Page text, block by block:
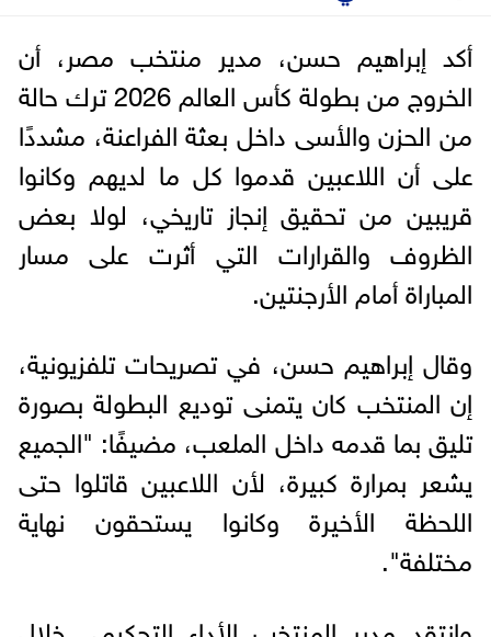
أكد إبراهيم حسن، مدير منتخب مصر، أن
الخروج من بطولة كأس العالم 2026 ترك حالة
من الحزن والأسى داخل بعثة الفراعنة، مشددًا
على أن اللاعبين قدموا كل ما لديهم وكانوا
قريبين من تحقيق إنجاز تاريخي، لولا بعض
الظروف والقرارات التي أثرت على مسار
المباراة أمام الأرجنتين.
وقال إبراهيم حسن، في تصريحات تلفزيونية،
إن المنتخب كان يتمنى توديع البطولة بصورة
تليق بما قدمه داخل الملعب، مضيفًا: "الجميع
يشعر بمرارة كبيرة، لأن اللاعبين قاتلوا حتى
اللحظة الأخيرة وكانوا يستحقون نهاية
مختلفة".